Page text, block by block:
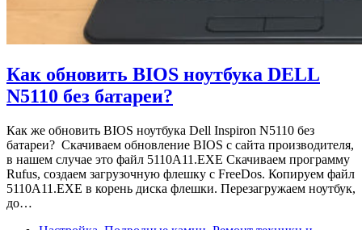
Как обновить BIOS ноутбука DELL
N5110 без батареи?
Как же обновить BIOS ноутбука Dell Inspiron N5110 без
батареи? Скачиваем обновление BIOS с сайта производителя,
в нашем случае это файл 5110A11.EXE Скачиваем программу
Rufus, создаем загрузочную флешку с FreeDos. Копируем файл
5110A11.EXE в корень диска флешки. Перезагружаем ноутбук,
до…